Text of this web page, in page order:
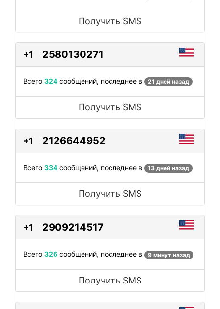
Получить SMS
+1 2580130271
Всего 324 сообщений, последнее в 21 дней назад
Получить SMS
+1 2126644952
Всего 334 сообщений, последнее в 13 дней назад
Получить SMS
+1 2909214517
Всего 326 сообщений, последнее в 9 минут назад
Получить SMS